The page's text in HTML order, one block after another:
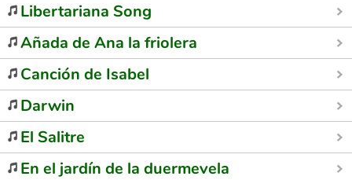
Libertariana Song
Añada de Ana la friolera
Canción de Isabel
Darwin
El Salitre
En el jardín de la duermevela